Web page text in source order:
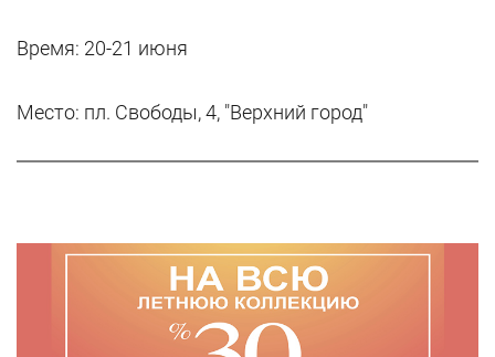
Время: 20-21 июня
Место: пл. Свободы, 4, "Верхний город"